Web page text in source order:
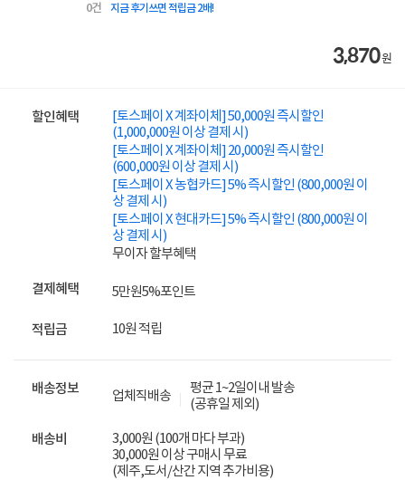
0건 지금 후기쓰면 적립금 2배!
3,870원
할인혜택
[토스페이 X 계좌이체] 50,000원 즉시할인
(1,000,000원 이상 결제 시)
[토스페이 X 계좌이체] 20,000원 즉시할인
(600,000원 이상 결제 시)
[토스페이 X 농협카드] 5% 즉시할인 (800,000원 이
상 결제 시)
[토스페이 X 현대카드] 5% 즉시할인 (800,000원 이
상 결제 시)
무이자 할부혜택
결제혜택 5만원5%포인트
적립금 10원 적립
배송정보 업체직배송
평균 1~2일이내 발송
(공휴일 제외)
배송비
3,000원 (100개 마다 부과)
30,000원 이상 구매시 무료
(제주,도서/산간 지역 추가비용)